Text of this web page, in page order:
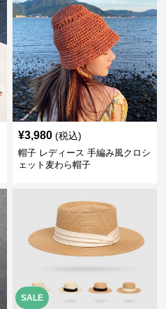
¥3,980 (税込)
帽子 レディース 手編み風クロシ
ェット麦わら帽子
SALE